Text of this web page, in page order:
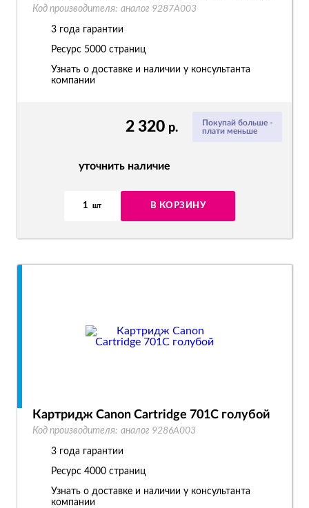
Покупай больше -
плати меньше
2 320 р.
уточнить наличие
1 шт В КОРЗИНУ
Код производителя: аналог 9287A003
3 года гарантии
Ресурс 5000 страниц
Узнать о доставке и наличии у консультанта
компании
Картридж Canon Cartridge 701C голубой
Код производителя: аналог 9286A003
3 года гарантии
Ресурс 4000 страниц
Узнать о доставке и наличии у консультанта
компании